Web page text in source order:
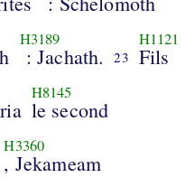
H3189
: Jachath. 23
H1121
Fils
H8145
le second
H3360
, Jekameam